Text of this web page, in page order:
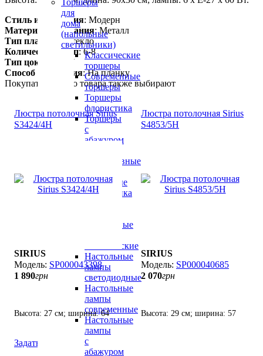
Торшеры
для
дома
(напольные
светильники)
Классические
торшеры
Современные
торшеры
Торшеры
флористика
Торшеры
с
абажуром
декоративные
настенные
флористика
Настольные
классические
Настольные
лампы
светодиодные
Настольные
лампы
современные
Настольные
лампы
с
абажуром
Стиль исполнения: Модерн
Материал основания: Металл
Тип плафона
: Стекло
Количество ламп: 6-8
Тип цоколя
: E27
Способ крепления: На планку
Покупатели этого товара также выбирают
Люстра потолочная Sirius
S3424/4H
SIRIUS
SP000043398
1 890грн
Высота: 27 см; ширина: 64
см; лампы: 4 х Е-27 х 60 Вт.
Люстра потолочная Sirius
S4853/5H
SIRIUS
SP000040685
2 070грн
Высота: 29 см; ширина: 57
Задать вопрос